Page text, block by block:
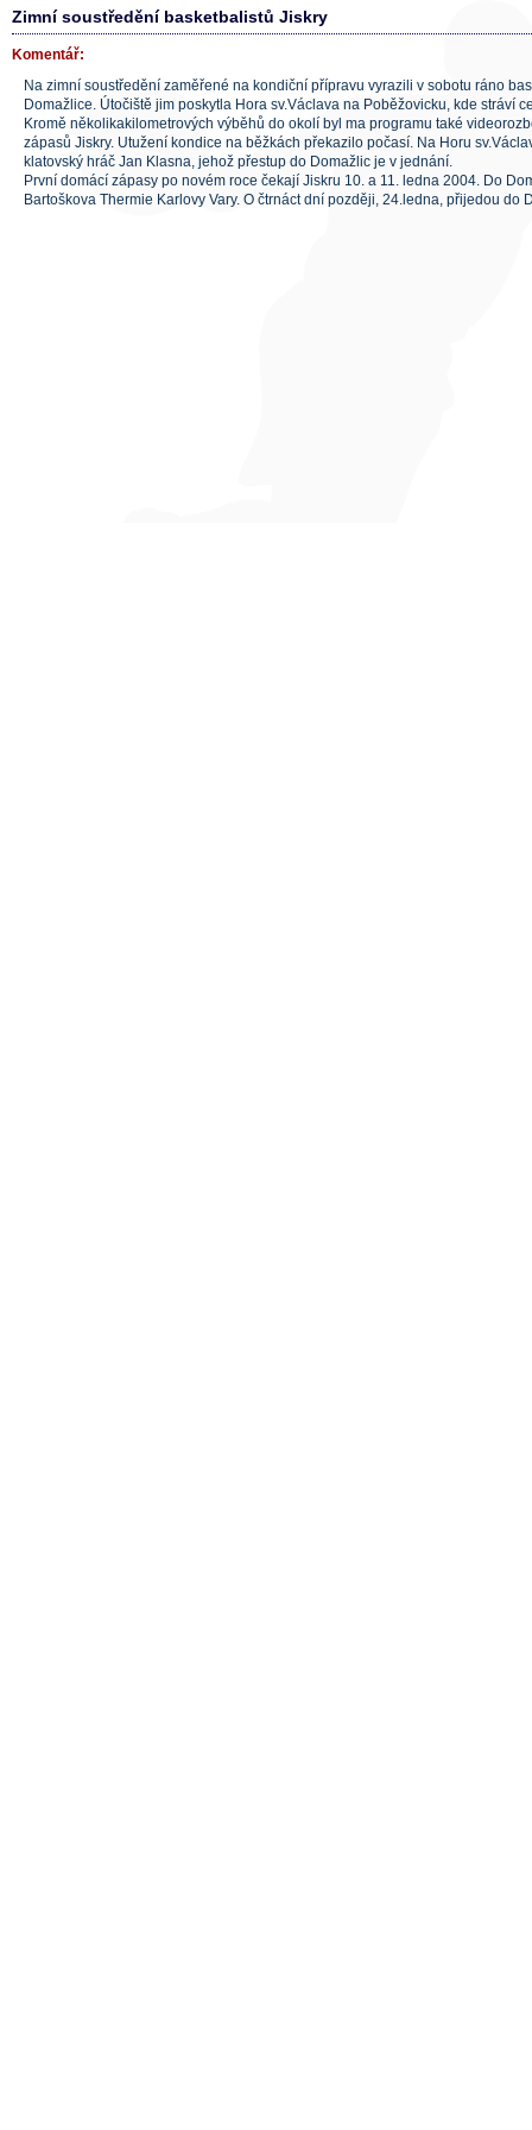
Zimní soustředění basketbalistů Jiskry
Komentář:
Na zimní soustředění zaměřené na kondiční přípravu vyrazili v sobotu ráno
Domažlice. Útočiště jim poskytla Hora sv.Václava na Poběžovicku, kde stráví
Kromě několikakilometrových výběhů do okolí byl ma programu také
zápasů Jiskry. Utužení kondice na běžkách překazilo počasí. Na Horu
klatovský hráč Jan Klasna, jehož přestup do Domažlic je v jednání.
První domácí zápasy po novém roce čekají Jiskru 10. a 11. ledna 2004. Do
Bartoškova Thermie Karlovy Vary. O čtrnáct dní později, 24.ledna, přijedou do